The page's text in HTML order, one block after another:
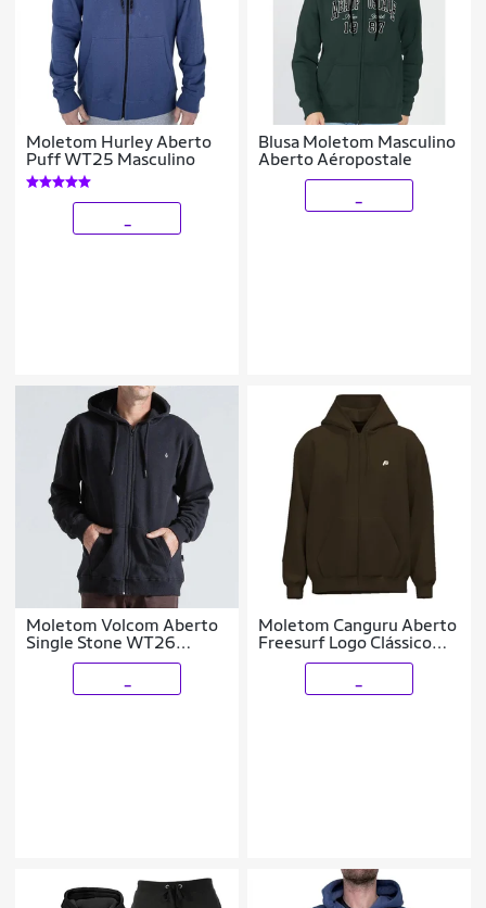
Moletom Hurley Aberto
Puff WT25 Masculino
Blusa Moletom Masculino
Aberto Aéropostale
Moletom Volcom Aberto
Single Stone WT26
Masculino
Moletom Canguru Aberto
Freesurf Logo Clássico
Bordado Marrom